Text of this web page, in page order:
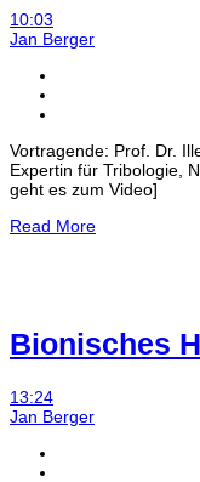
10:03
Jan Berger
Vortragende: Prof. Dr.
Expertin für Tribologie,
geht es zum Video]
Read More
Bionisches
13:24
Jan Berger